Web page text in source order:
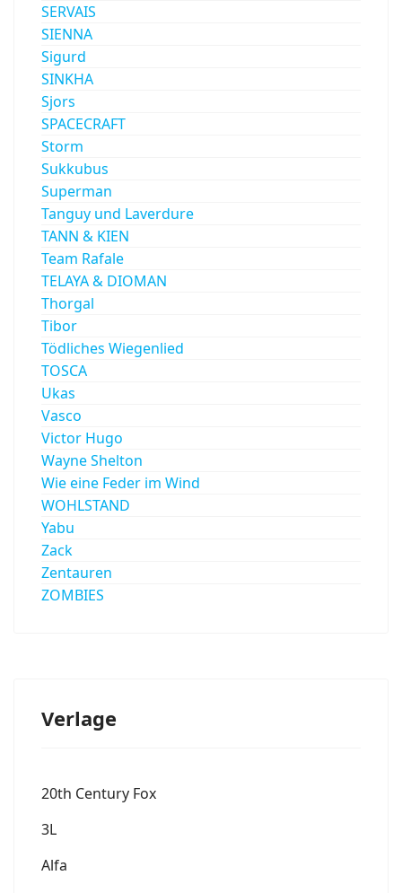
SERVAIS
SIENNA
Sigurd
SINKHA
Sjors
SPACECRAFT
Storm
Sukkubus
Superman
Tanguy und Laverdure
TANN & KIEN
Team Rafale
TELAYA & DIOMAN
Thorgal
Tibor
Tödliches Wiegenlied
TOSCA
Ukas
Vasco
Victor Hugo
Wayne Shelton
Wie eine Feder im Wind
WOHLSTAND
Yabu
Zack
Zentauren
ZOMBIES
Verlage
20th Century Fox
3L
Alfa